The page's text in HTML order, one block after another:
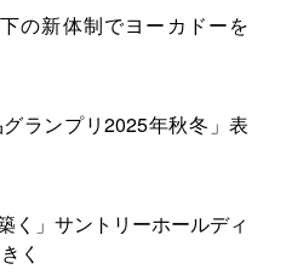
の新体制でヨーカドーを
ランプリ2025年秋冬」表
く」サントリーホールディ
く